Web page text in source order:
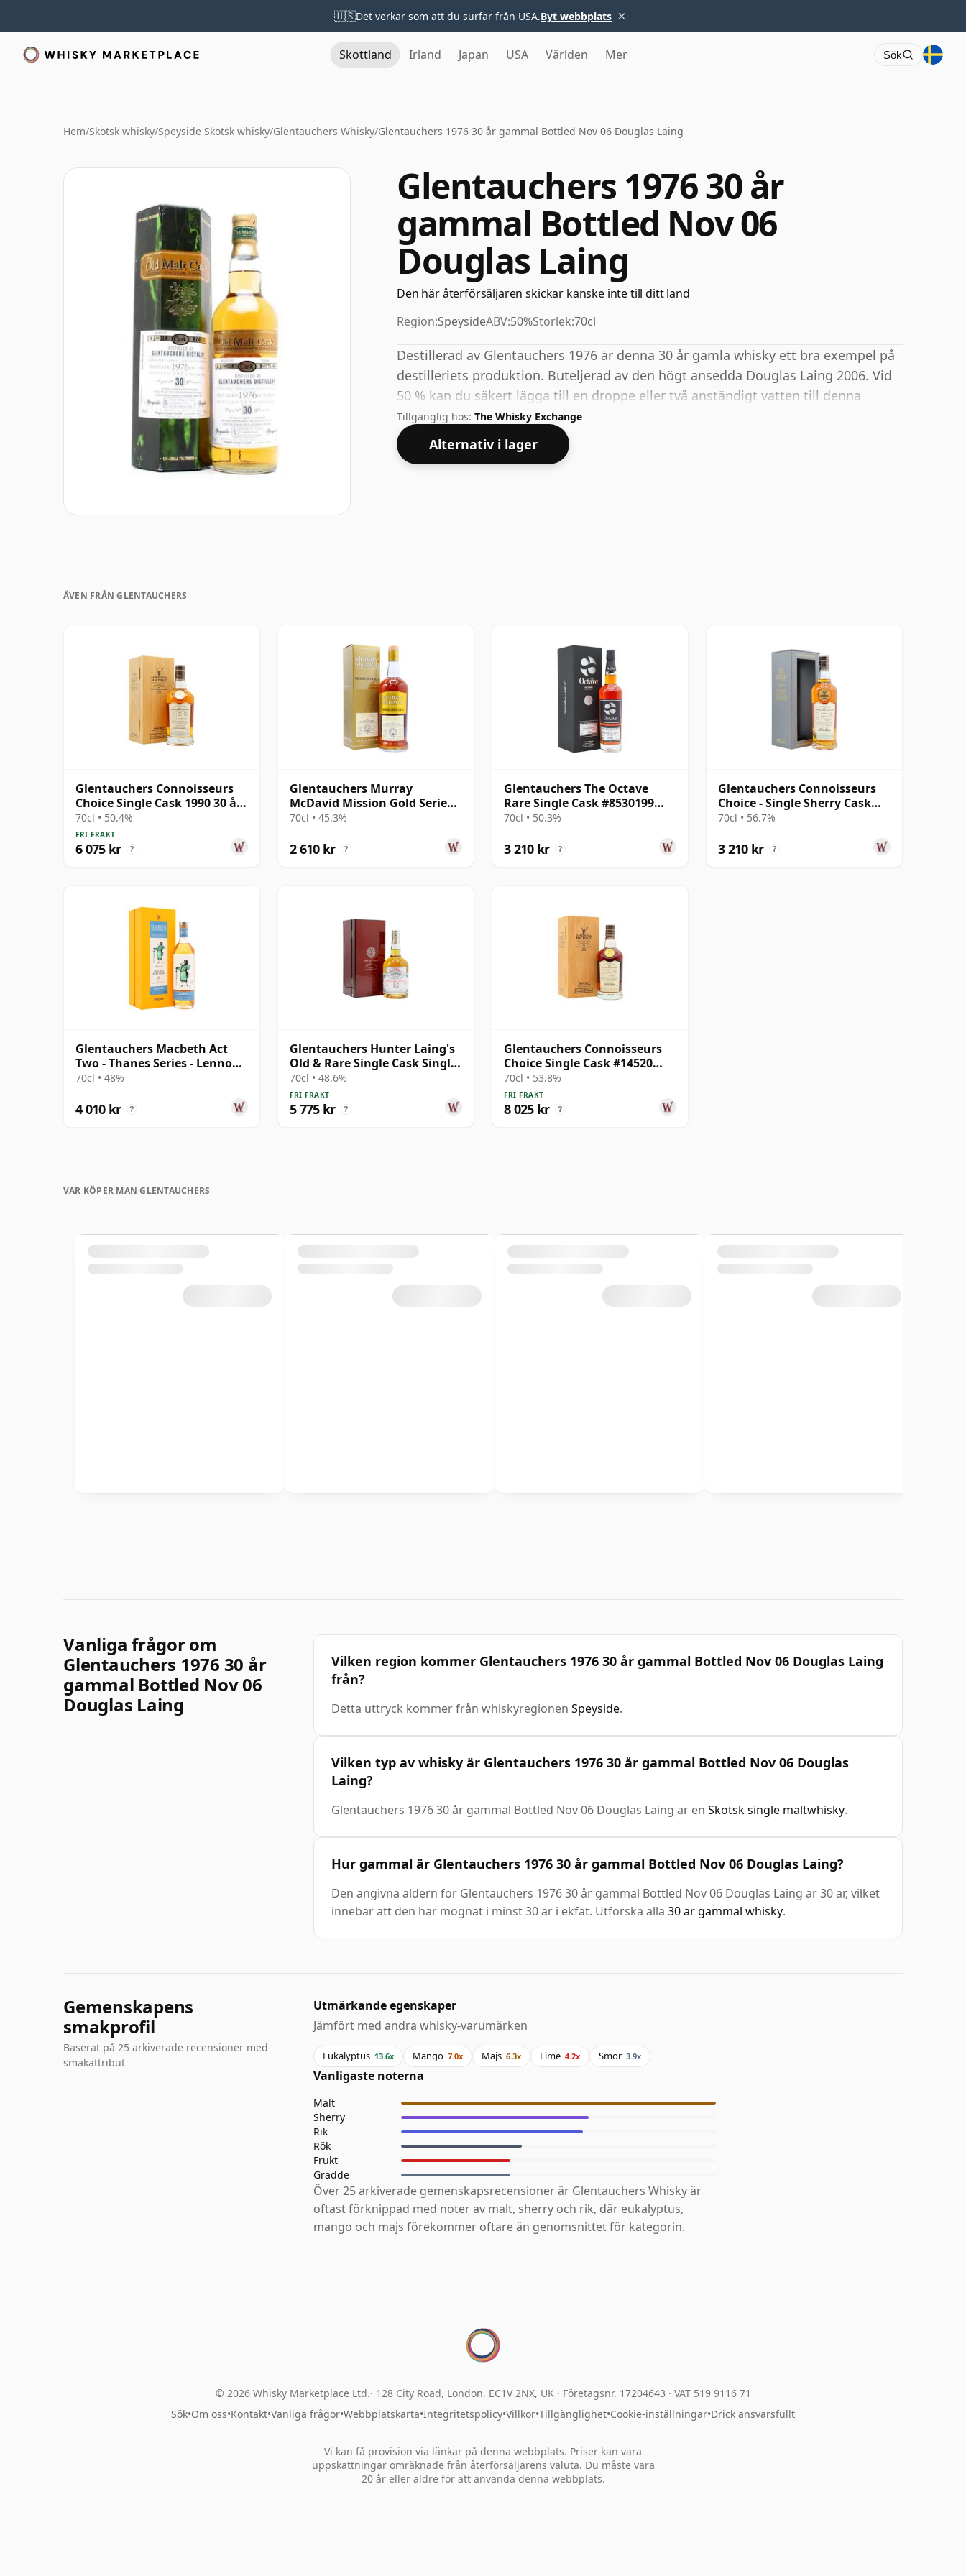
🇺🇸Det verkar som att du surfar från USA.Byt webbplats ×
Skottland Irland Japan USA Världen Mer Sök
Hem/Skotsk whisky/Speyside Skotsk whisky/Glentauchers Whisky/Glentauchers 1976 30 år gammal Bottled Nov 06 Douglas Laing
Glentauchers 1976 30 år
gammal Bottled Nov 06
Douglas Laing
Den här återförsäljaren skickar kanske inte till ditt land
Region:SpeysideABV:50%Storlek:70cl
Destillerad av Glentauchers 1976 är denna 30 år gamla whisky ett bra exempel på
destilleriets produktion. Buteljerad av den högt ansedda Douglas Laing 2006. Vid
50 % kan du säkert lägga till en droppe eller två anständigt vatten till denna
whisky för att förstärka konsistensen och öppna andan.
Tillgänglig hos: The Whisky Exchange
Alternativ i lager
ÄVEN FRÅN GLENTAUCHERS
Glentauchers Connoisseurs
Choice Single Cask 1990 30 år
gammal
70cl • 50.4%
FRI FRAKT
6 075 kr ?
Glentauchers Murray
McDavid Mission Gold Series
Oloroso Sherry 1996 26 år
70cl • 45.3%
2 610 kr ?
Glentauchers The Octave
Rare Single Cask #8530199
1996 25 år gammal
70cl • 50.3%
3 210 kr ?
Glentauchers Connoisseurs
Choice - Single Sherry Cask
#5075 1995 29 år gammal
70cl • 56.7%
3 210 kr ?
Glentauchers Macbeth Act
Two - Thanes Series - Lennox
Single Ma 27 år gammal
70cl • 48%
4 010 kr ?
Glentauchers Hunter Laing's
Old & Rare Single Cask Single
Malt 1989 34 år gammal
70cl • 48.6%
FRI FRAKT
5 775 kr ?
Glentauchers Connoisseurs
Choice Single Cask #14520
1990 31 år gammal
70cl • 53.8%
FRI FRAKT
8 025 kr ?
VAR KÖPER MAN GLENTAUCHERS
Vanliga frågor om
Glentauchers 1976 30 år
gammal Bottled Nov 06
Douglas Laing
Vilken region kommer Glentauchers 1976 30 år gammal Bottled Nov 06 Douglas Laing
från?
Detta uttryck kommer från whiskyregionen Speyside.
Vilken typ av whisky är Glentauchers 1976 30 år gammal Bottled Nov 06 Douglas
Laing?
Glentauchers 1976 30 år gammal Bottled Nov 06 Douglas Laing är en Skotsk single maltwhisky.
Hur gammal är Glentauchers 1976 30 år gammal Bottled Nov 06 Douglas Laing?
Den angivna aldern for Glentauchers 1976 30 år gammal Bottled Nov 06 Douglas Laing ar 30 ar, vilket
innebar att den har mognat i minst 30 ar i ekfat. Utforska alla 30 ar gammal whisky.
Gemenskapens
smakprofil
Baserat på 25 arkiverade recensioner med
smakattribut
Utmärkande egenskaper
Jämfört med andra whisky-varumärken
Eukalyptus 13.6x Mango 7.0x Majs 6.3x Lime 4.2x Smör 3.9x
Vanligaste noterna
Malt
Sherry
Rik
Rök
Frukt
Grädde
Över 25 arkiverade gemenskapsrecensioner är Glentauchers Whisky är
oftast förknippad med noter av malt, sherry och rik, där eukalyptus,
mango och majs förekommer oftare än genomsnittet för kategorin.
© 2026 Whisky Marketplace Ltd. 128 City Road, London, EC1V 2NX, UK · Företagsnr. 17204643 · VAT 519 9116 71
Sök•Om oss•Kontakt•Vanliga frågor•Webbplatskarta•Integritetspolicy•Villkor•Tillgänglighet•Cookie-inställningar•Drick ansvarsfullt
Vi kan få provision via länkar på denna webbplats. Priser kan vara
uppskattningar omräknade från återförsäljarens valuta. Du måste vara
20 år eller äldre för att använda denna webbplats.